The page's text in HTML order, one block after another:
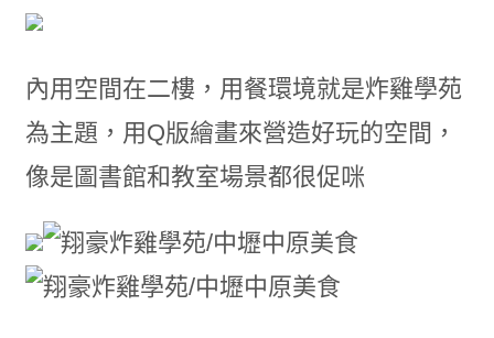
內用空間在二樓 ，用餐環境就是炸雞學苑
為主題 ， 用Q版繪畫來營造好玩的空間 ，
像是圖書館和教室場景都很促咪